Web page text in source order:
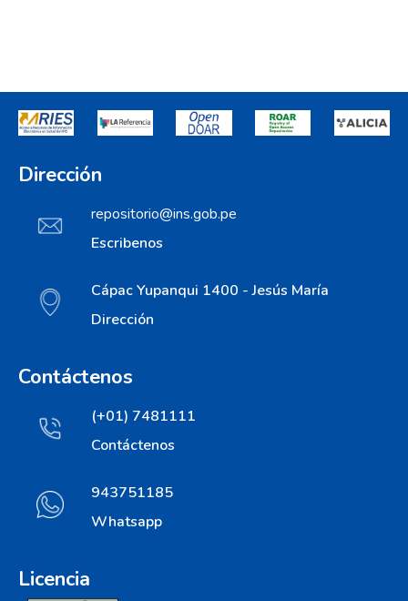
Dirección
repositorio@ins.gob.pe
Escribenos
Cápac Yupanqui 1400 - Jesús María
Dirección
Contáctenos
(+01) 7481111
Contáctenos
943751185
Whatsapp
Licencia